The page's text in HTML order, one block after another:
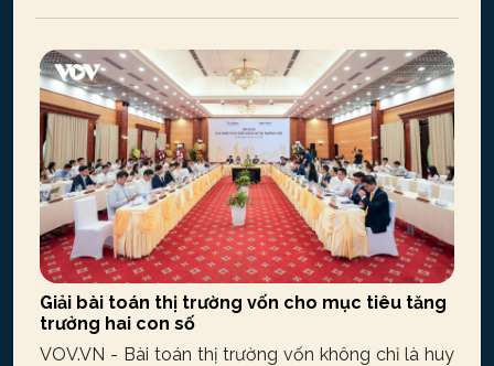
Giải bài toán thị trường vốn cho mục tiêu tăng
trưởng hai con số
VOV.VN - Bài toán thị trường vốn không chỉ là huy